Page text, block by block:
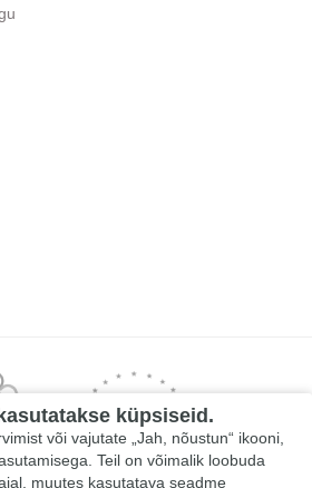
küpsiseid.
või vajutate „Jah, nõustun“ ikooni,
Teil on võimalik loobuda
muutes kasutatava seadme